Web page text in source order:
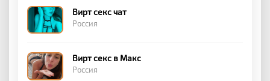
Вирт секс чат
Россия
Вирт секс в Макс
Россия